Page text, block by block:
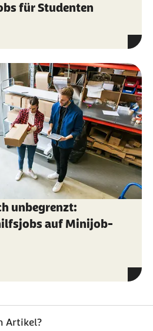
für Studenten
unbegrenzt:
auf Minijob-
Artikel?